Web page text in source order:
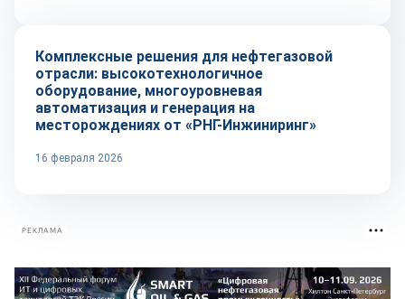
Комплексные решения для нефтегазовой
отрасли: высокотехнологичное
оборудование, многоуровневая
автоматизация и генерация на
месторождениях от «РНГ-Инжиниринг»
16 февраля 2026
РЕКЛАМА